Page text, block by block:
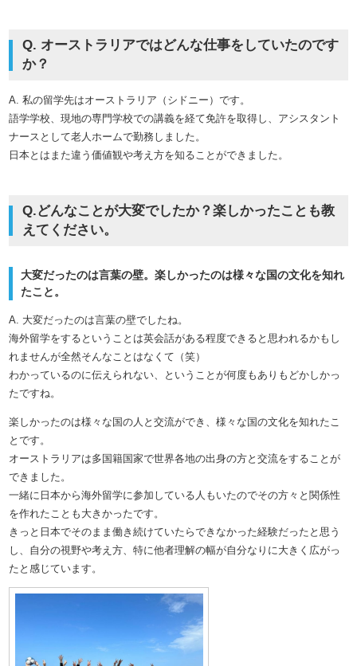
Q. オーストラリアではどんな仕事をしていたのです
か？
A. 私の留学先はオーストラリア（シドニー）です。
語学学校、現地の専門学校での講義を経て免許を取得し、アシスタント
ナースとして老人ホームで勤務しました。
日本とはまた違う価値観や考え方を知ることができました。
Q.どんなことが大変でしたか？楽しかったことも教
えてください。
大変だったのは言葉の壁。楽しかったのは様々な国の文化を知れ
たこと。
A. 大変だったのは言葉の壁でしたね。
海外留学をするということは英会話がある程度できると思われるかもし
れませんが全然そんなことはなくて（笑）
わかっているのに伝えられない、ということが何度もありもどかしかっ
たですね。
楽しかったのは様々な国の人と交流ができ、様々な国の文化を知れたこ
とです。
オーストラリアは多国籍国家で世界各地の出身の方と交流をすることが
できました。
一緒に日本から海外留学に参加している人もいたのでその方々と関係性
を作れたことも大きかったです。
きっと日本でそのまま働き続けていたらできなかった経験だったと思う
し、自分の視野や考え方、特に他者理解の幅が自分なりに大きく広がっ
たと感じています。